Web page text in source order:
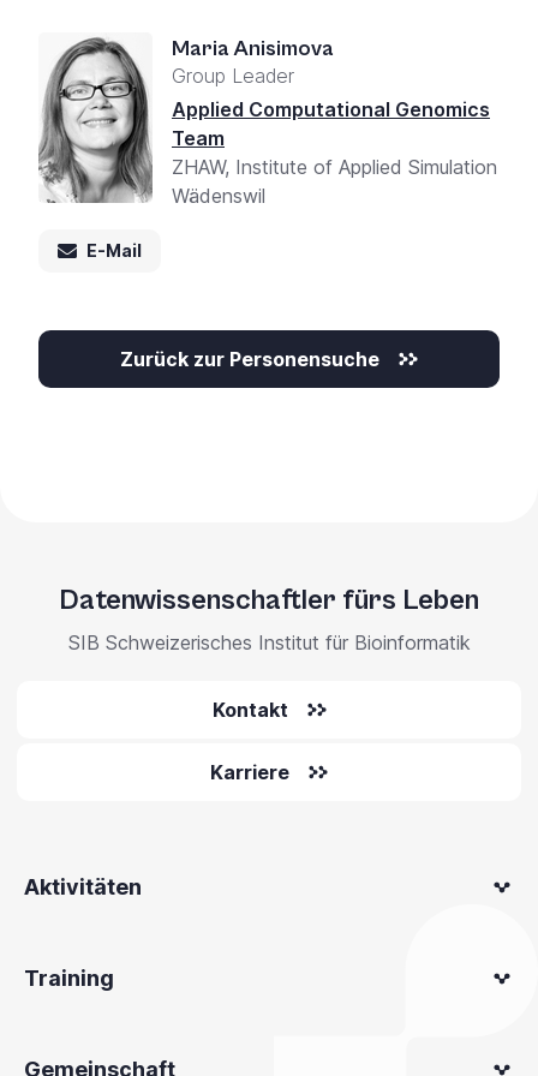
Maria Anisimova
Group Leader
Applied Computational Genomics
Team
ZHAW, Institute of Applied Simulation
Wädenswil
E-Mail
Zurück zur Personensuche
Datenwissenschaftler fürs Leben
SIB Schweizerisches Institut für Bioinformatik
Kontakt
Karriere
Aktivitäten
Training
Gemeinschaft